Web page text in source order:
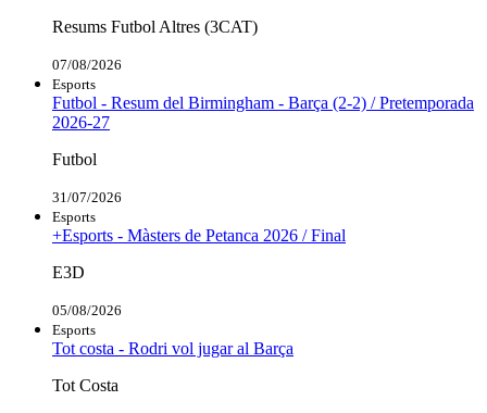
Resums Futbol Altres (3CAT)
07/08/2026
Esports
Futbol - Resum del Birmingham - Barça (2-2) / Pretemporada
2026-27
Futbol
31/07/2026
Esports
+Esports - Màsters de Petanca 2026 / Final
E3D
05/08/2026
Esports
Tot costa - Rodri vol jugar al Barça
Tot Costa